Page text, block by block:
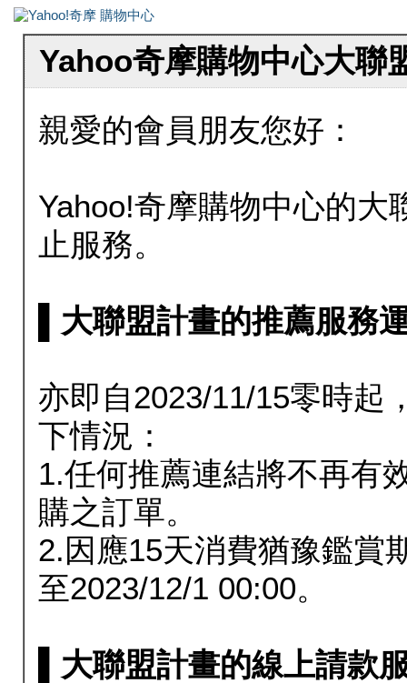
Yahoo奇摩購物中心大聯
親愛的會員朋友您好：
Yahoo!奇摩購物中心的大
止服務。
▌大聯盟計畫的推薦服務
亦即自2023/11/15零時起
下情況：
1.任何推薦連結將不再有
購之訂單。
2.因應15天消費猶豫鑑賞
至2023/12/1 00:00。
▌大聯盟計畫的線上請款